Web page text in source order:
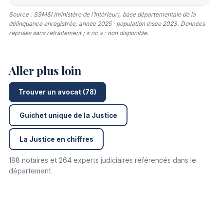
Source : SSMSI (ministère de l’Intérieur), base départementale de la
délinquance enregistrée, année 2025 · population Insee 2023. Données
reprises sans retraitement ; « nc » : non disponible.
Aller plus loin
Trouver un avocat (78)
Guichet unique de la Justice
La Justice en chiffres
188 notaires et 264 experts judiciaires référencés dans le
département.